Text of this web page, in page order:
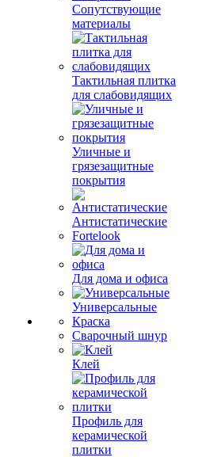
Сопутствующие
материалы
Тактильная плитка
для слабовидящих
Уличные и
грязезащитные
покрытия
Антистатические
Fortelook
Для дома и офиса
Универсальные
Краска
Сварочный шнур
Клей
Профиль для
керамической
плитки